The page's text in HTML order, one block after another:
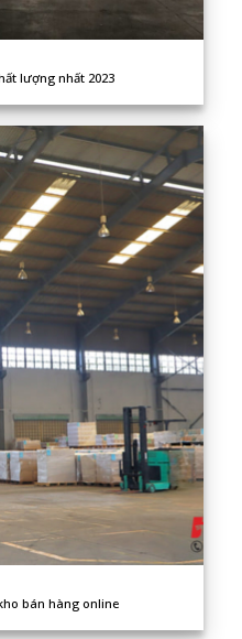
lượng nhất 2023
bán hàng online